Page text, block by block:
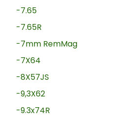
-7.65
-7.65R
-7mm RemMag
-7X64
-8X57JS
-9,3X62
-9.3x74R